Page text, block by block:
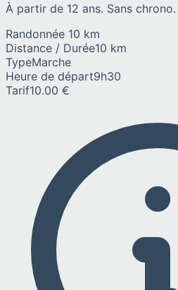
À partir de 12 ans. Sans
Randonnée 10 km
Distance / Durée10 km
TypeMarche
Heure de départ9h30
Tarif10.00 €